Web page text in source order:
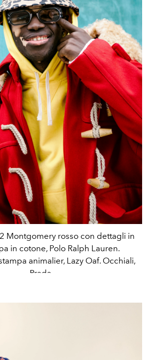
Montgomery rosso con dettagli in
in cotone, Polo Ralph Lauren.
animalier, Lazy Oaf. Occhiali,
Prada